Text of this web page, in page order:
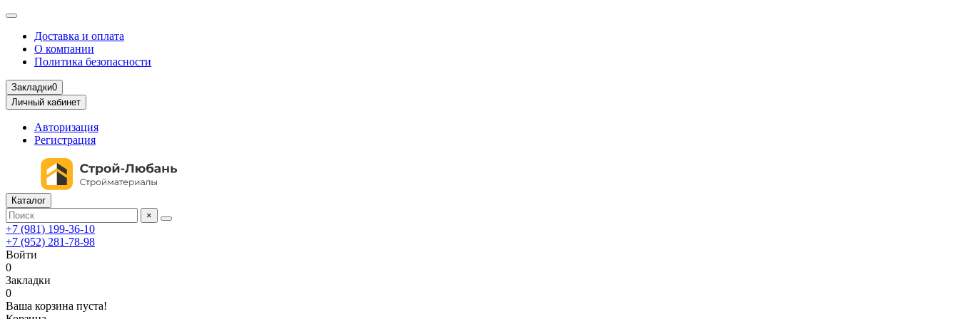
Доставка и оплата
О компании
Политика безопасности
Закладки0
Личный кабинет
Авторизация
Регистрация
Каталог
×
+7 (981) 199-36-10
+7 (952) 281-78-98
Войти
0
Закладки
0
Ваша корзина пуста!